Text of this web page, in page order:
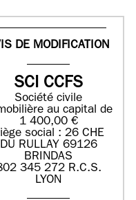
DE MODIFICATION
SCI CCFS
Société civile
au capital de
1 400,00 €
social : 26 CHE
DU RULLAY 69126
BRINDAS
345 272 R.C.S.
LYON